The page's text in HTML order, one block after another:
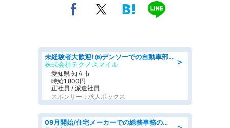
＞
未経験者大歓迎! ㈱デンソーでの自動車部品の組立作業 denso aichi
株式会社テクノスマイル
愛知県 知立市
時給1,800円
正社員 / 派遣社員
スポンサー：求人ボックス
09月開始/住宅メーカーでの総務事務のお仕事/駅近/車通勤可/一般事務/人事労務